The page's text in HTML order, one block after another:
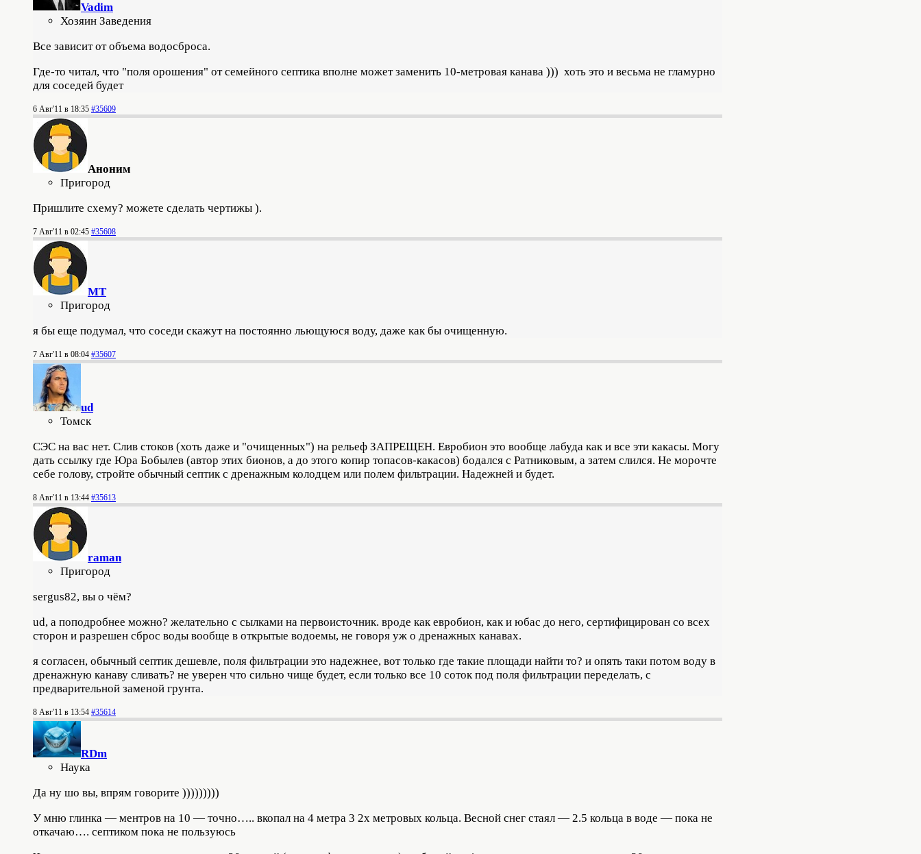
Vadim
Хозяин Заведения
Все зависит от объема водосброса.
Где-то читал, что "поля орошения" от семейного септика вполне может заменить 10-метровая канава ))) хоть это и весьма не гламурно
для соседей будет
6 Авг'11 в 18:35 #35609
Аноним
Пригород
Пришлите схему? можете сделать чертижы ).
7 Авг'11 в 02:45 #35608
MT
Пригород
я бы еще подумал, что соседи скажут на постоянно льющуюся воду, даже как бы очищенную.
7 Авг'11 в 08:04 #35607
ud
Томск
СЭС на вас нет. Слив стоков (хоть даже и "очищенных") на рельеф ЗАПРЕЩЕН. Евробион это вообще лабуда как и все эти какасы. Могу
дать ссылку где Юра Бобылев (автор этих бионов, а до этого копир топасов-какасов) бодался с Ратниковым, а затем слился. Не морочте
себе голову, стройте обычный септик с дренажным колодцем или полем фильтрации. Надежней и будет.
8 Авг'11 в 13:44 #35613
raman
Пригород
sergus82, вы о чём?
ud, а поподробнее можно? желательно с сылками на первоисточник. вроде как евробион, как и юбас до него, сертифицирован со всех
сторон и разрешен сброс воды вообще в открытые водоемы, не говоря уж о дренажных канавах.
я согласен, обычный септик дешевле, поля фильтрации это надежнее, вот только где такие площади найти то? и опять таки потом воду в
дренажную канаву сливать? не уверен что сильно чище будет, если только все 10 соток под поля фильтрации переделать, с
предварительной заменой грунта.
8 Авг'11 в 13:54 #35614
RDm
Наука
Да ну шо вы, впрям говорите )))))))))
У мню глинка — ментров на 10 — точно….. вкопал на 4 метра 3 2х метровых кольца. Весной снег стаял — 2.5 кольца в воде — пока не
откачаю…. септиком пока не пользуюсь